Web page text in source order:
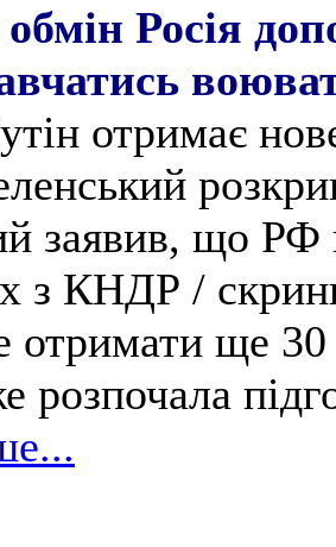
Росія
отримає
заявив, що РФ
з КНДР /
отримати ще 30
розпочала